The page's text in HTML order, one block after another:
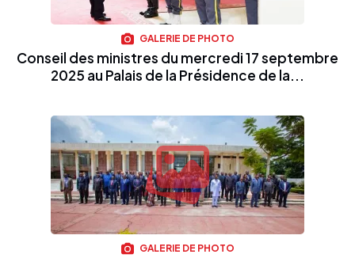
GALERIE DE PHOTO
Conseil des ministres du mercredi 17 septembre
2025 au Palais de la Présidence de la...
GALERIE DE PHOTO